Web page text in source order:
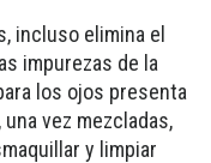
incluso elimina el
impurezas de la
los ojos presenta
vez mezcladas,
y limpiar